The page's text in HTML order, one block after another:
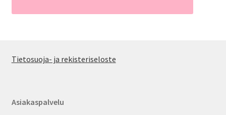
Tietosuoja- ja rekisteriseloste
Asiakaspalvelu